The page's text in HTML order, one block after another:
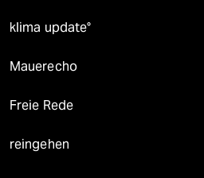
klima update°
Mauerecho
Freie Rede
reingehen